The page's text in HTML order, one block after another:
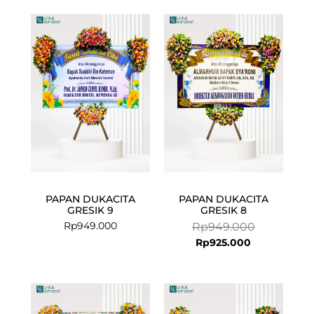
PAPAN DUKACITA
GRESIK 9
Rp949.000
PAPAN DUKACITA
GRESIK 8
Rp949.000
price
was:
Rp949.000.
Rp925.000
price
is:
Rp925.000.